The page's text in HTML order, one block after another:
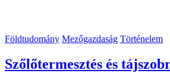
Földtudomány Mezőgazdaság Történelem
Szőlőtermesztés és